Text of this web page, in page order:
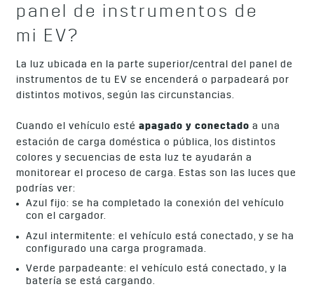
panel de instrumentos de
mi EV?
La luz ubicada en la parte superior/central del panel de
instrumentos de tu EV se encenderá o parpadeará por
distintos motivos, según las circunstancias.
Cuando el vehículo estéapagado y conectado a una
estación de carga doméstica o pública, los distintos
colores y secuencias de esta luz te ayudarán a
monitorear el proceso de carga. Estas son las luces que
podrías ver:
Azul fijo: se ha completado la conexión del vehículo
con el cargador.
Azul intermitente: el vehículo está conectado, y se ha
configurado una carga programada.
Verde parpadeante: el vehículo está conectado, y la
batería se está cargando.